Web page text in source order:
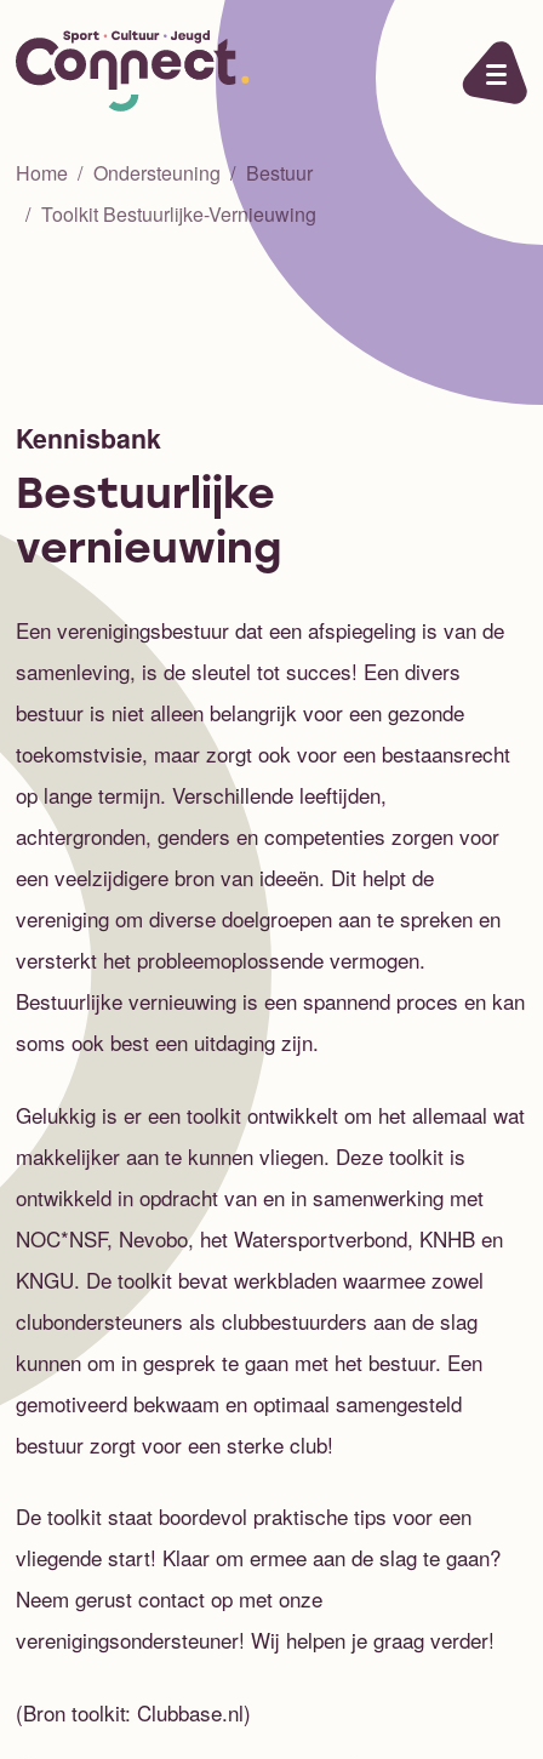
Ga naar de inhoud
Home Ondersteuning
Bestuur
Toolkit Bestuurlijke-Vernieuwing
Kennisbank
Bestuurlijke
vernieuwing
Een verenigingsbestuur dat een afspiegeling is van de
samenleving, is de sleutel tot succes! Een divers
bestuur is niet alleen belangrijk voor een gezonde
toekomstvisie, maar zorgt ook voor een bestaansrecht
op lange termijn. Verschillende leeftijden,
achtergronden, genders en competenties zorgen voor
een veelzijdigere bron van ideeën. Dit helpt de
vereniging om diverse doelgroepen aan te spreken en
versterkt het probleemoplossende vermogen.
Bestuurlijke vernieuwing is een spannend proces en kan
soms ook best een uitdaging zijn.
Gelukkig is er een toolkit ontwikkelt om het allemaal wat
makkelijker aan te kunnen vliegen. Deze toolkit is
ontwikkeld in opdracht van en in samenwerking met
NOC*NSF, Nevobo, het Watersportverbond, KNHB en
KNGU. De toolkit bevat werkbladen waarmee zowel
clubondersteuners als clubbestuurders aan de slag
kunnen om in gesprek te gaan met het bestuur. Een
gemotiveerd bekwaam en optimaal samengesteld
bestuur zorgt voor een sterke club!
De toolkit staat boordevol praktische tips voor een
vliegende start! Klaar om ermee aan de slag te gaan?
Neem gerust contact op met onze
verenigingsondersteuner! Wij helpen je graag verder!
(Bron toolkit: Clubbase.nl)